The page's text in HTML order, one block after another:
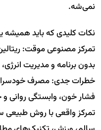
نمی‌شه.
نکات کلیدی که باید همیشه
تمرکز مصنوعی موقت:
بدون برنامه و مدیریت
خطرات جدی: مصرف
فشار خون، وابستگی روانی
تمرکز واقعی با روش